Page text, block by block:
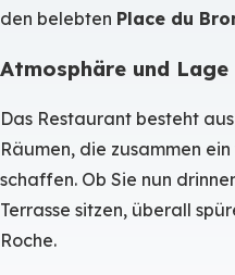
den belebten Place du
Atmosphäre und Lage
Das Restaurant besteht
Räumen, die zusammen
schaffen. Ob Sie nun
Terrasse sitzen, überall
Roche.